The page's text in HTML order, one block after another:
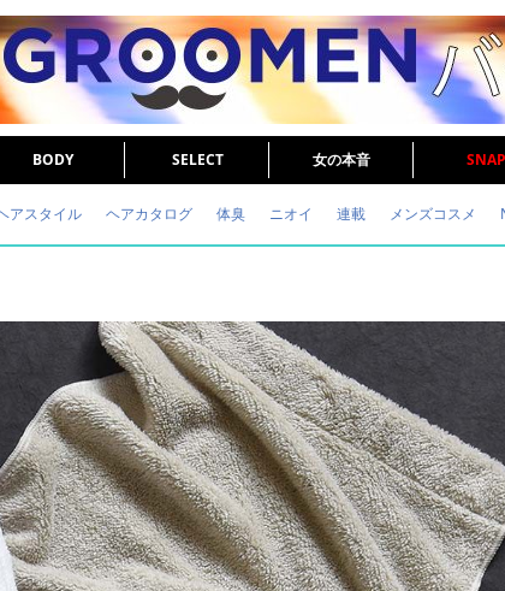
BODY SELECT 女の本音 SNAP
アスタイル ヘアカタログ 体臭 ニオイ 連載 メンズコスメ